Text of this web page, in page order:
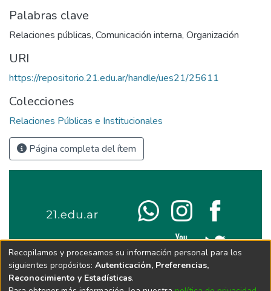
Palabras clave
Relaciones públicas, Comunicación interna, Organización
URI
https://repositorio.21.edu.ar/handle/ues21/25611
Colecciones
Relaciones Públicas e Institucionales
Página completa del ítem
Recopilamos y procesamos su información personal para los
siguientes propósitos: Autenticación, Preferencias,
Reconocimiento y Estadísticas.